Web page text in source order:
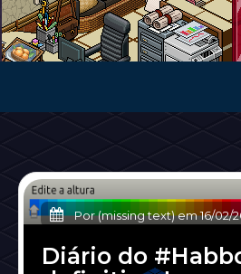
Por (missing text) em16/02/
Diário do